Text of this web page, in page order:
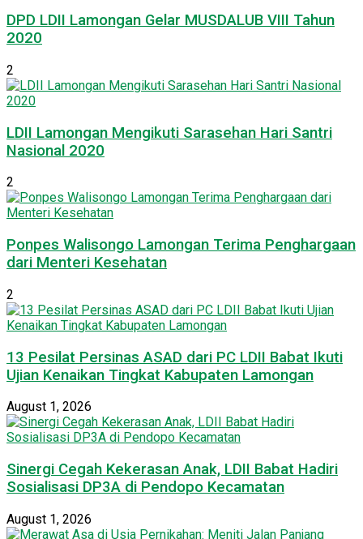
DPD LDII Lamongan Gelar MUSDALUB VIII Tahun
2020
2
LDII Lamongan Mengikuti Sarasehan Hari Santri
Nasional 2020
2
Ponpes Walisongo Lamongan Terima Penghargaan
dari Menteri Kesehatan
2
13 Pesilat Persinas ASAD dari PC LDII Babat Ikuti
Ujian Kenaikan Tingkat Kabupaten Lamongan
August 1, 2026
Sinergi Cegah Kekerasan Anak, LDII Babat Hadiri
Sosialisasi DP3A di Pendopo Kecamatan
August 1, 2026